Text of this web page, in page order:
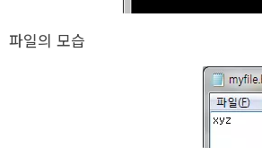
파일의 모습